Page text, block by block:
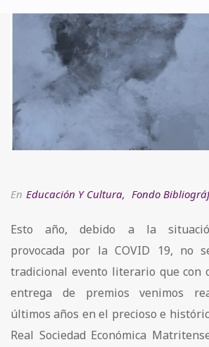
En Educación Y Cultura, Fondo
Esto año, debido a la
provocada por la COVID 19, no
tradicional evento literario que con
entrega de premios venimos
últimos años en el precioso e
Real Sociedad Económica